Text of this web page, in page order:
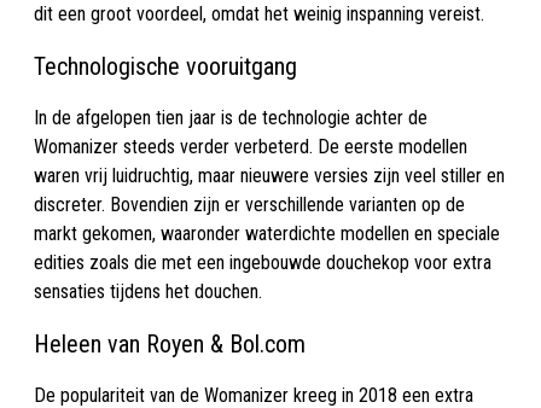
dit een groot voordeel, omdat het weinig inspanning vereist.
Technologische vooruitgang
In de afgelopen tien jaar is de technologie achter de
Womanizer steeds verder verbeterd. De eerste modellen
waren vrij luidruchtig, maar nieuwere versies zijn veel stiller en
discreter. Bovendien zijn er verschillende varianten op de
markt gekomen, waaronder waterdichte modellen en speciale
edities zoals die met een ingebouwde douchekop voor extra
sensaties tijdens het douchen.
Heleen van Royen & Bol.com
De populariteit van de Womanizer kreeg in 2018 een extra